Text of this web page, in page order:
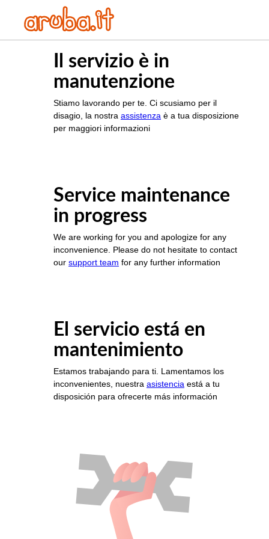
Il servizio è in
manutenzione
Stiamo lavorando per te. Ci scusiamo per il
disagio, la nostra assistenza è a tua disposizione
per maggiori informazioni
Service maintenance
in progress
We are working for you and apologize for any
inconvenience. Please do not hesitate to contact
our support team for any further information
El servicio está en
mantenimiento
Estamos trabajando para ti. Lamentamos los
inconvenientes, nuestra asistencia está a tu
disposición para ofrecerte más información